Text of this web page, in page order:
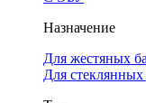
Назначение
Для жестяных
Для стеклянных